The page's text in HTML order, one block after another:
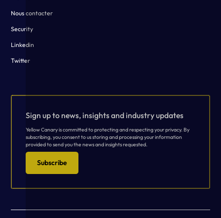
Nous contacter
Security
Linkedin
Twitter
Sign up to news, insights and industry updates
Yellow Canary is committed to protecting and respecting your privacy. By
subscribing, you consent to us storing and processing your information
provided to send you the news and insights requested.
Subscribe